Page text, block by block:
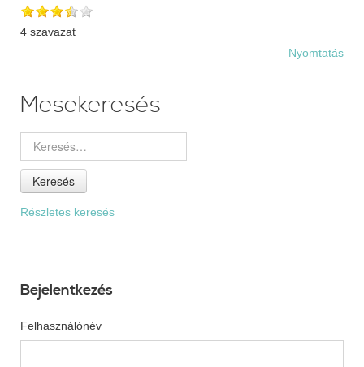
4 szavazat
Nyomtatás
Mesekeresés
Keresés
Részletes keresés
Bejelentkezés
Felhasználónév